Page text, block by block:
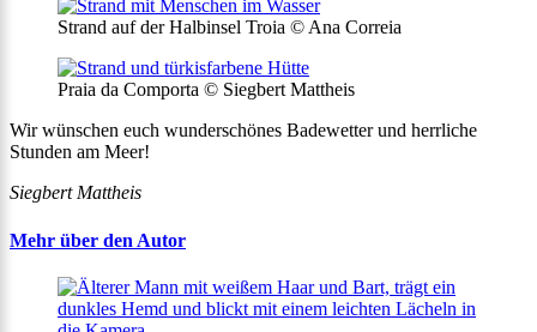
Strand auf der Halbinsel Troia © Ana Correia
Praia da Comporta © Siegbert Mattheis
Wir wünschen euch wunderschönes Badewetter und herrliche
Stunden am Meer!
Siegbert Mattheis
Mehr über den Autor